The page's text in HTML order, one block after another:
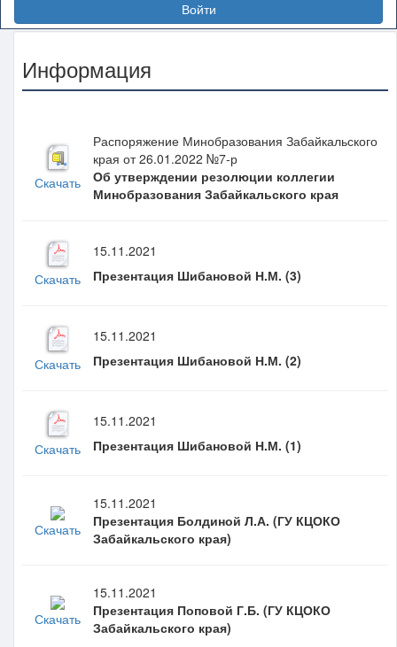
Войти
Информация
Скачать
Распоряжение Минобразования Забайкальского
края от 26.01.2022 №7-р
Об утверждении резолюции коллегии
Минобразования Забайкальского края
Скачать
15.11.2021
Презентация Шибановой Н.М. (3)
Скачать
15.11.2021
Презентация Шибановой Н.М. (2)
Скачать
15.11.2021
Презентация Шибановой Н.М. (1)
Скачать
15.11.2021
Презентация Болдиной Л.А. (ГУ КЦОКО
Забайкальского края)
Скачать
15.11.2021
Презентация Поповой Г.Б. (ГУ КЦОКО
Забайкальского края)